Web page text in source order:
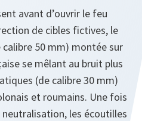
avant d’ouvrir le feu
de cibles fictives, le
50 mm) montée sur
se mêlant au bruit plus
(de calibre 30 mm)
et roumains. Une fois
les écoutilles